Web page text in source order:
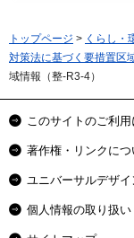
トップページ > くらし・
対策法に基づく要措置区
域情報（整-R3-4）
このサイトのご利
著作権・リンクにつ
ユニバーサルデザ
個人情報の取り扱い